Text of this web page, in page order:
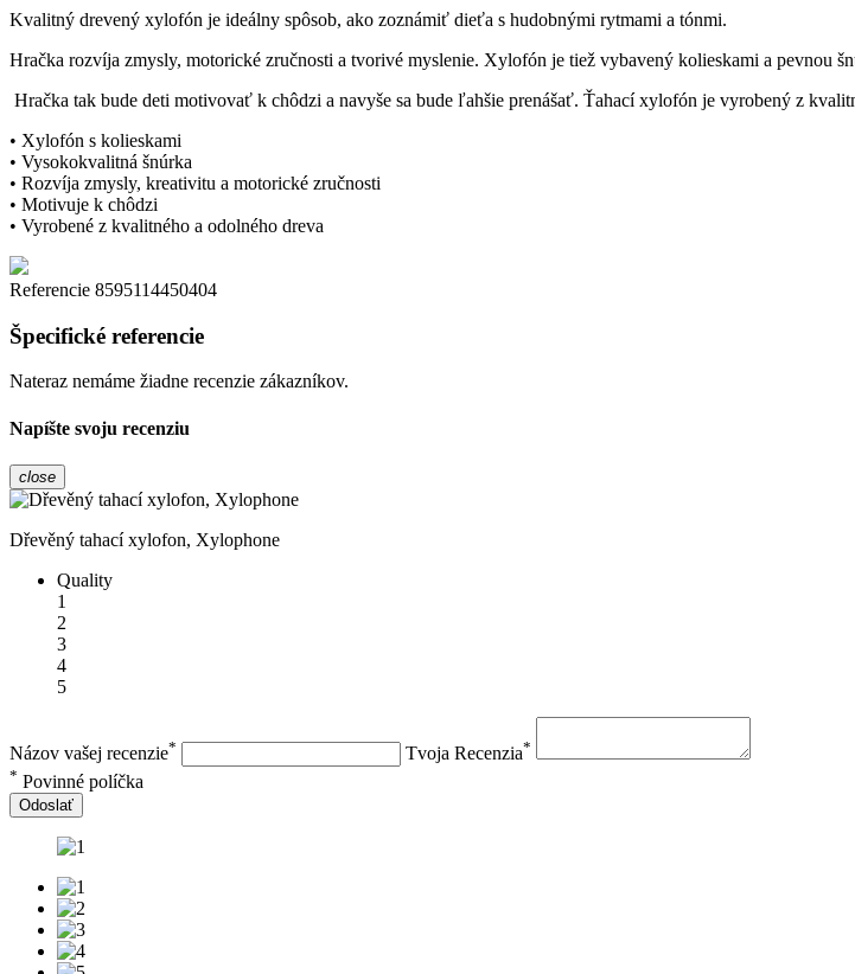
Kvalitný drevený xylofón je ideálny spôsob, ako zoznámiť dieťa s hudobnými rytmami a tónmi.
Hračka rozvíja zmysly, motorické zručnosti a tvorivé myslenie. Xylofón je tiež vybavený kolieskami a pevnou
Hračka tak bude deti motivovať k chôdzi a navyše sa bude ľahšie prenášať. Ťahací xylofón je vyrobený z
• Xylofón s kolieskami
• Vysokokvalitná šnúrka
• Rozvíja zmysly, kreativitu a motorické zručnosti
• Motivuje k chôdzi
• Vyrobené z kvalitného a odolného dreva
Referencie 8595114450404
Špecifické referencie
Nateraz nemáme žiadne recenzie zákazníkov.
Napíšte svoju recenziu
close
Dřevěný tahací xylofon, Xylophone
Quality
1
2
3
4
5
Názov vašej recenzie* Tvoja Recenzia*
* Povinné políčka
Odoslať